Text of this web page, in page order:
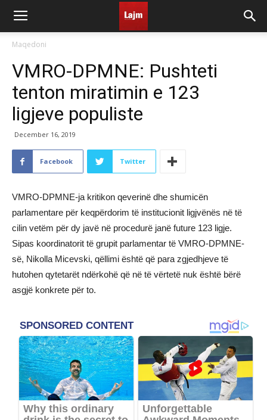
Maqedoni
VMRO-DPMNE: Pushteti
tenton miratimin e 123
ligjeve populiste
December 16, 2019
Facebook Twitter
VMRO-DPMNE-ja kritikon qeverinë dhe shumicën
parlamentare për keqpërdorim të institucionit ligjvënës në të
cilin vetëm për dy javë në procedurë janë future 123 ligje.
Sipas koordinatorit të grupit parlamentar të VMRO-DPMNE-
së, Nikolla Micevski, qëllimi është që para zgjedhjeve të
hutohen qytetarët ndërkohë që në të vërtetë nuk është bërë
asgjë konkrete për to.